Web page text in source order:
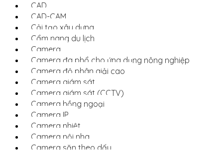
CAD
CAD-CAM
Cải tạo xây dựng
Cẩm nang du lịch
Camera
Camera đa phổ cho ứng dụng nông nghiệp
Camera độ phân giải cao
Camera giám sát
Camera giám sát (CCTV)
Camera hồng ngoại
Camera IP
Camera nhiệt
Camera nội nha
Camera săn theo dấu